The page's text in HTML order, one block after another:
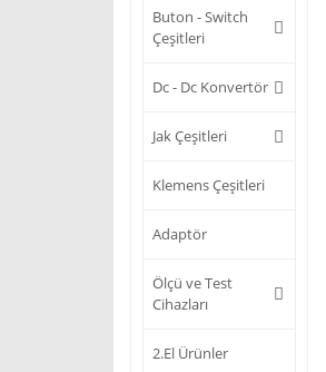
Buton - Switch
Çeşitleri
Dc - Dc Konvertör
Jak Çeşitleri
Klemens Çeşitleri
Adaptör
Ölçü ve Test
Cihazları
2.El Ürünler